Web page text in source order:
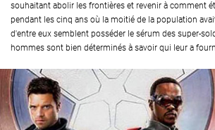
souhaitant abolir les frontières et revenir à comment
pendant les cinq ans où la moitié de la population
d'entre eux semblent posséder le sérum des super-
hommes sont bien déterminés à savoir qui leur a